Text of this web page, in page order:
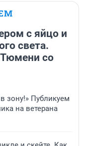
с яйцо и
света.
Тюмени со
зону!» Публикуем
на ветерана